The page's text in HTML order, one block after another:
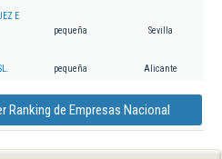
E
pequeña Sevilla
pequeña Alicante
Ranking de Empresas Nacional